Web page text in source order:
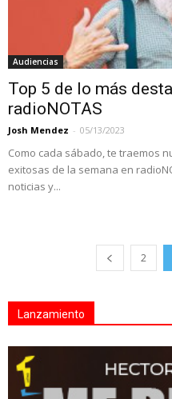
Audiencias
Top 5 de lo más
radioNOTAS
Josh Mendez - 05/13/2023
Como cada sábado, te traemos
exitosas de la semana en
noticias y...
2
Lanzamiento